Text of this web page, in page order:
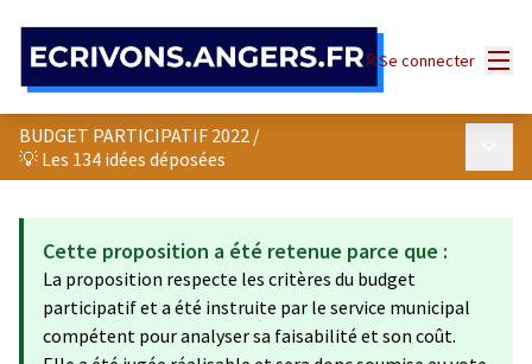
Se connecter
BUDGET PARTICIPATIF 2022 /
💡 Les 134 idées déposées
Cette proposition a été retenue parce que :
La proposition respecte les critères du budget
participatif et a été instruite par le service municipal
compétent pour analyser sa faisabilité et son coût.